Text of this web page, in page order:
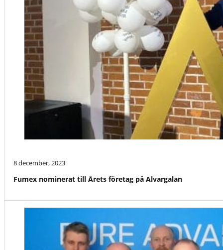
8 december, 2023
Fumex nominerat till Årets företag på Alvargalan